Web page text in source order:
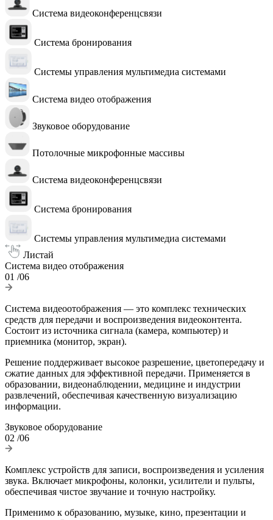
Система видеоконференцсвязи
Система бронирования
Системы управления мультимедиа системами
Система видео отображения
Звуковое оборудование
Потолочные микрофонные массивы
Система видеоконференцсвязи
Система бронирования
Системы управления мультимедиа системами
Листай
Система видео отображения
01 /06
Система видеоотображения — это комплекс технических
средств для передачи и воспроизведения видеоконтента.
Состоит из источника сигнала (камера, компьютер) и
приемника (монитор, экран).
Решение поддерживает высокое разрешение, цветопередачу и
сжатие данных для эффективной передачи. Применяется в
образовании, видеонаблюдении, медицине и индустрии
развлечений, обеспечивая качественную визуализацию
информации.
Звуковое оборудование
02 /06
Комплекс устройств для записи, воспроизведения и усиления
звука. Включает микрофоны, колонки, усилители и пульты,
обеспечивая чистое звучание и точную настройку.
Применимо к образованию, музыке, кино, презентации и